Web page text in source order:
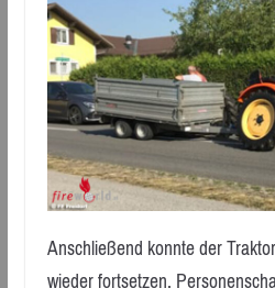
Anschließend konnte der